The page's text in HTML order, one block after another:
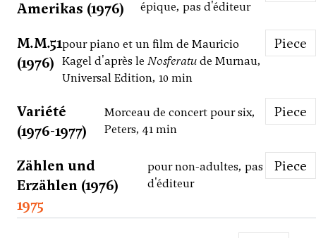
Amerikas (1976)
épique, pas d'éditeur
M.M.51
(1976)
pour piano et un film de Mauricio
Kagel d'après le Nosferatude Murnau,
Universal Edition, 10 min
Piece
Variété
(1976-1977)
Morceau de concert pour six,
Peters, 41 min
Piece
Zählen und
Erzählen (1976)
pour non-adultes, pas
d'éditeur
Piece
1975